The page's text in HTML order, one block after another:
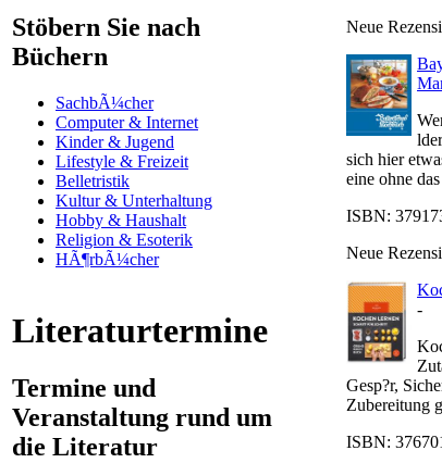
Stöbern Sie nach
Büchern
SachbÃ¼cher
Computer & Internet
Kinder & Jugend
Lifestyle & Freizeit
Belletristik
Kultur & Unterhaltung
Hobby & Haushalt
Religion & Esoterik
HÃ¶rbÃ¼cher
Literaturtermine
Termine und
Veranstaltung rund um
die Literatur
Neue
sich hier
eine ohne
ISBN:
Neue
-
Gesp?r,
Zubereitung
ISBN: